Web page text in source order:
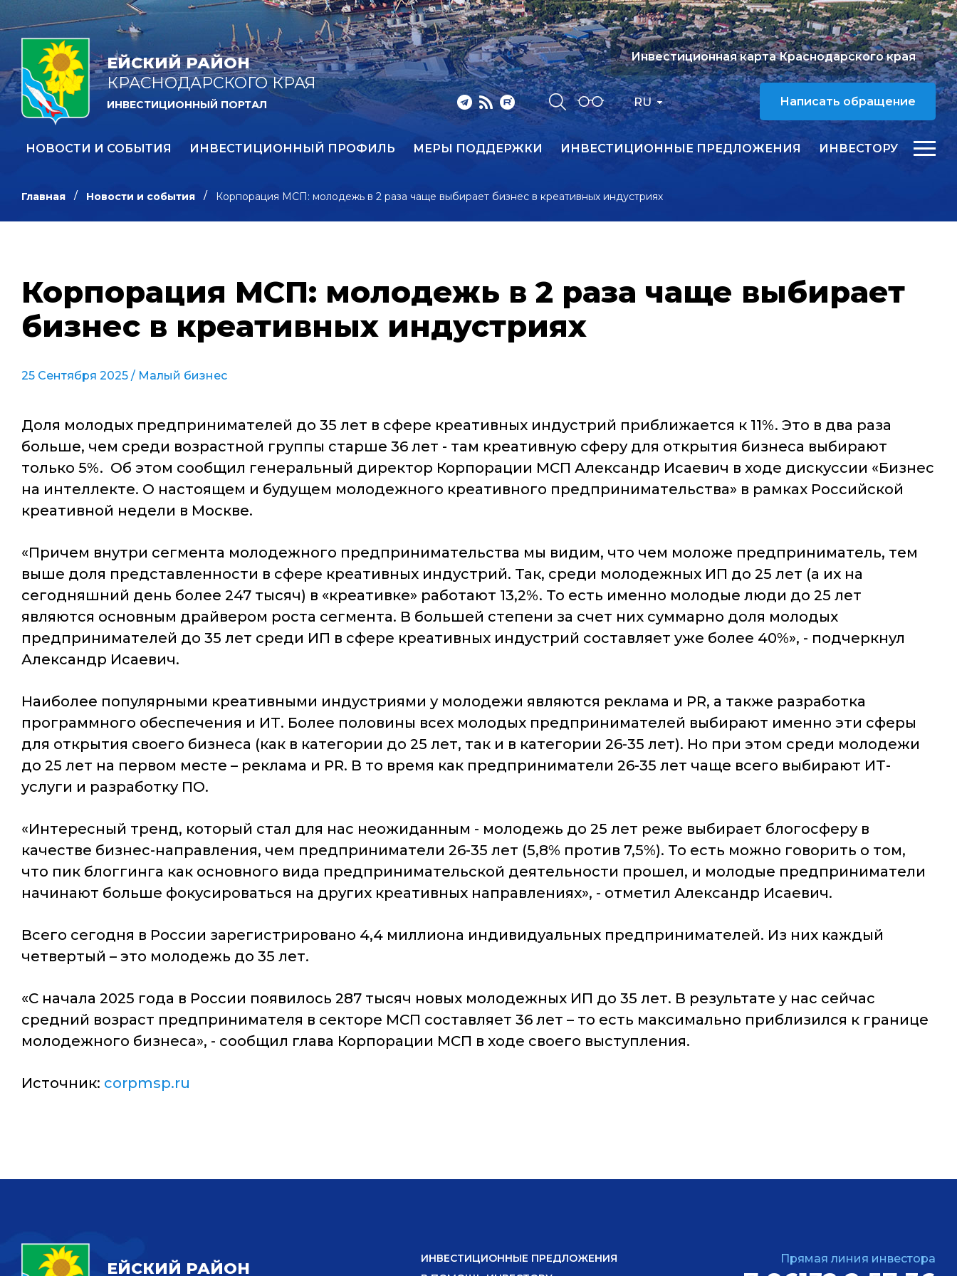
ЕЙСКИЙ РАЙОН
КРАСНОДАРСКОГО КРАЯ
ИНВЕСТИЦИОННЫЙ ПОРТАЛ RU
Инвестиционная карта Краснодарского края
Написать обращение
НОВОСТИ И СОБЫТИЯ ИНВЕСТИЦИОННЫЙ ПРОФИЛЬ МЕРЫ ПОДДЕРЖКИ ИНВЕСТИЦИОННЫЕ ПРЕДЛОЖЕНИЯ ИНВЕСТОРУ
Главная Новости и события Корпорация МСП: молодежь в 2 раза чаще выбирает бизнес в креативных индустриях
Корпорация МСП: молодежь в 2 раза чаще выбирает
бизнес в креативных индустриях
25 Сентября 2025 / Малый бизнес
Доля молодых предпринимателей до 35 лет в сфере креативных индустрий приближается к 11%. Это в два раза
больше, чем среди возрастной группы старше 36 лет - там креативную сферу для открытия бизнеса выбирают
только 5%. Об этом сообщил генеральный директор Корпорации МСП Александр Исаевич в ходе дискуссии «Бизнес
на интеллекте. О настоящем и будущем молодежного креативного предпринимательства» в рамках Российской
креативной недели в Москве.
«Причем внутри сегмента молодежного предпринимательства мы видим, что чем моложе предприниматель, тем
выше доля представленности в сфере креативных индустрий. Так, среди молодежных ИП до 25 лет (а их на
сегодняшний день более 247 тысяч) в «креативке» работают 13,2%. То есть именно молодые люди до 25 лет
являются основным драйвером роста сегмента. В большей степени за счет них суммарно доля молодых
предпринимателей до 35 лет среди ИП в сфере креативных индустрий составляет уже более 40%», - подчеркнул
Александр Исаевич.
Наиболее популярными креативными индустриями у молодежи являются реклама и PR, а также разработка
программного обеспечения и ИТ. Более половины всех молодых предпринимателей выбирают именно эти сферы
для открытия своего бизнеса (как в категории до 25 лет, так и в категории 26-35 лет). Но при этом среди молодежи
до 25 лет на первом месте – реклама и PR. В то время как предприниматели 26-35 лет чаще всего выбирают ИТ-
услуги и разработку ПО.
«Интересный тренд, который стал для нас неожиданным - молодежь до 25 лет реже выбирает блогосферу в
качестве бизнес-направления, чем предприниматели 26-35 лет (5,8% против 7,5%). То есть можно говорить о том,
что пик блоггинга как основного вида предпринимательской деятельности прошел, и молодые предприниматели
начинают больше фокусироваться на других креативных направлениях», - отметил Александр Исаевич.
Всего сегодня в России зарегистрировано 4,4 миллиона индивидуальных предпринимателей. Из них каждый
четвертый – это молодежь до 35 лет.
«С начала 2025 года в России появилось 287 тысяч новых молодежных ИП до 35 лет. В результате у нас сейчас
средний возраст предпринимателя в секторе МСП составляет 36 лет – то есть максимально приблизился к границе
молодежного бизнеса», - сообщил глава Корпорации МСП в ходе своего выступления.
Источник: corpmsp.ru
ЕЙСКИЙ РАЙОН
ИНВЕСТИЦИОННЫЕ ПРЕДЛОЖЕНИЯ
Прямая линия инвестора